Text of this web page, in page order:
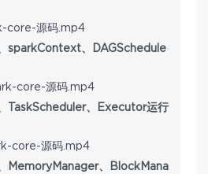
core-源码.mp4
sparkContext、DAGSchedule
core-源码.mp4
TaskScheduler、Executor运行
core-源码.mp4
MemoryManager、BlockMana